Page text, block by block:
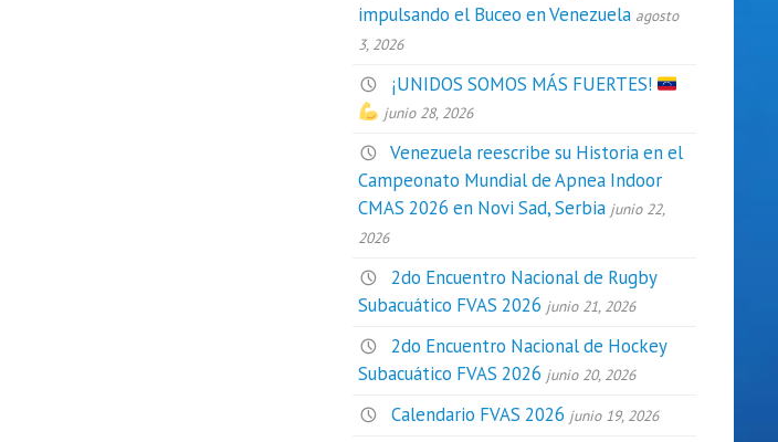
impulsando el Buceo en Venezuela agosto
3, 2026
¡UNIDOS SOMOS MÁS FUERTES!
junio 28, 2026
Venezuela reescribe su Historia en el
Campeonato Mundial de Apnea Indoor
CMAS 2026 en Novi Sad, Serbia junio 22,
2026
2do Encuentro Nacional de Rugby
Subacuático FVAS 2026 junio 21, 2026
2do Encuentro Nacional de Hockey
Subacuático FVAS 2026 junio 20, 2026
Calendario FVAS 2026 junio 19, 2026